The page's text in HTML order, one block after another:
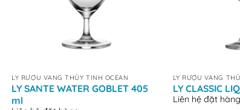
LY RƯỢU VANG THỦY TINH OCEAN
LY SANTE WATER GOBLET 405
ml
LY RƯỢU VANG
LY CLASSIC
Liên hệ đặt hàng